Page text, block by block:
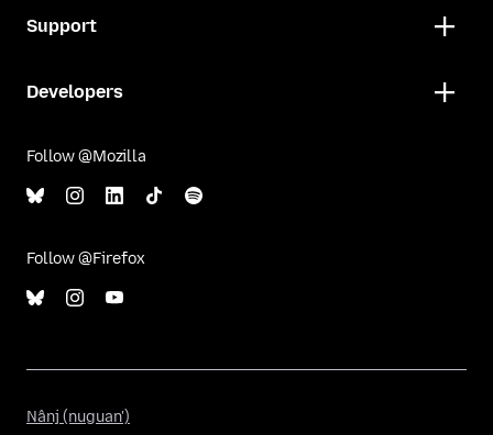
Support
Developers
Follow @Mozilla
Follow @Firefox
Nânj (nuguan')